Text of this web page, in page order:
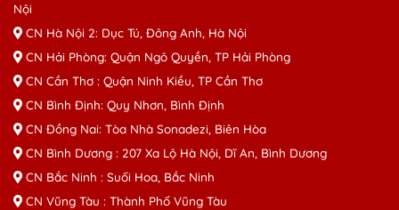
Nội
CN Hà Nội 2: Dục Tú, Đông Anh, Hà Nội
CN Hải Phòng: Quận Ngô Quyền, TP Hải Phòng
CN Cần Thơ : Quận Ninh Kiều, TP Cần Thơ
CN Bình Định: Quy Nhơn, Bình Định
CN Đồng Nai: Tòa Nhà Sonadezi, Biên Hòa
CN Bình Dương : 207 Xa Lộ Hà Nội, Dĩ An, Bình Dương
CN Bắc Ninh : Suối Hoa, Bắc Ninh
CN Vũng Tàu : Thành Phố Vũng Tàu